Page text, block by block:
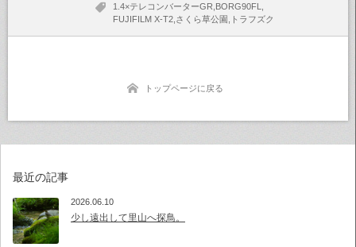
1.4×テレコンバーターGR BORG90FL
FUJIFILM X-T2 さくら草公園 トラフズク
トップページに戻る
最近の記事
2026.06.10
少し遠出して里山へ探鳥。